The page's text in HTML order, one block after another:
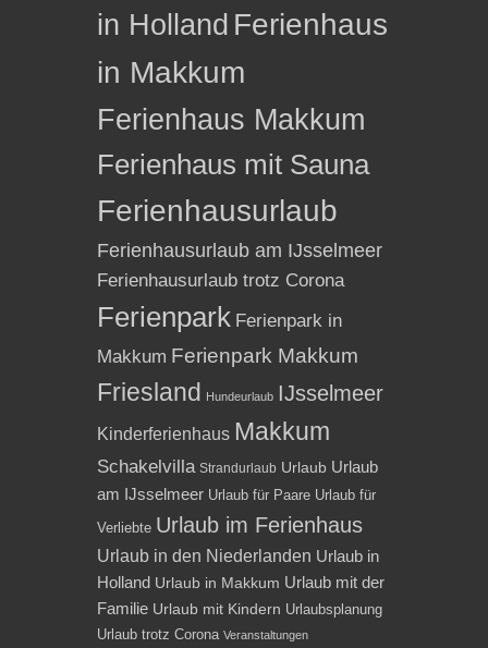
in Holland Ferienhaus
in Makkum
Ferienhaus Makkum
Ferienhaus mit Sauna
Ferienhausurlaub
Ferienhausurlaub am IJsselmeer
Ferienhausurlaub trotz Corona
Ferienpark Ferienpark in
Makkum Ferienpark Makkum
Friesland Hundeurlaub IJsselmeer
Kinderferienhaus Makkum
Schakelvilla Strandurlaub Urlaub Urlaub
am IJsselmeer Urlaub für Paare Urlaub für
Verliebte Urlaub im Ferienhaus
Urlaub in den Niederlanden Urlaub in
Holland Urlaub in Makkum Urlaub mit der
Familie Urlaub mit Kindern Urlaubsplanung
Urlaub trotz Corona Veranstaltungen